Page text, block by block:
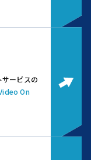
サービスの
On